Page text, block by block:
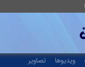
ویدیوها تصاویر